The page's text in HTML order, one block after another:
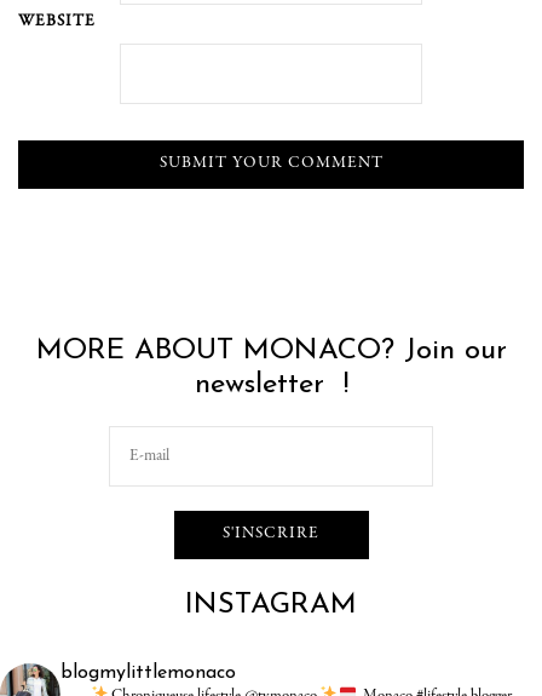
WEBSITE
MORE ABOUT MONACO? Join our
newsletter !
INSTAGRAM
blogmylittlemonaco